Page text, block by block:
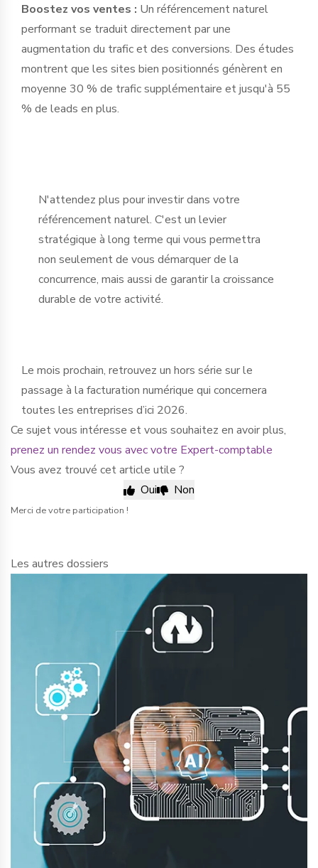
Boostez vos ventes : Un référencement naturel
performant se traduit directement par une
augmentation du trafic et des conversions. Des études
montrent que les sites bien positionnés génèrent en
moyenne 30 % de trafic supplémentaire et jusqu'à 55
% de leads en plus.
N'attendez plus pour investir dans votre
référencement naturel. C'est un levier
stratégique à long terme qui vous permettra
non seulement de vous démarquer de la
concurrence, mais aussi de garantir la croissance
durable de votre activité.
Le mois prochain, retrouvez un hors série sur le
passage à la facturation numérique qui concernera
toutes les entreprises d’ici 2026.
Ce sujet vous intéresse et vous souhaitez en avoir plus,
prenez un rendez vous avec votre Expert-comptable
Vous avez trouvé cet article utile ?
Oui
Non
Merci de votre participation !
Les autres dossiers